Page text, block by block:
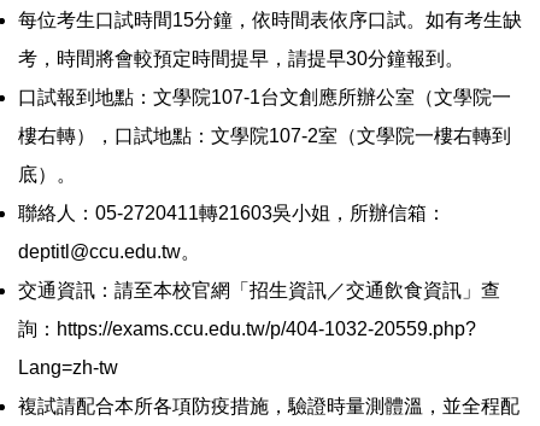
每位考生口試時間15分鐘，依時間表依序口試。如有考生缺
考，時間將會較預定時間提早，請提早30分鐘報到。
口試報到地點：文學院107-1台文創應所辦公室（文學院一
樓右轉），口試地點：文學院107-2室（文學院一樓右轉到
底）。
聯絡人：05-2720411轉21603吳小姐，所辦信箱：
deptitl@ccu.edu.tw。
交通資訊：請至本校官網「招生資訊／交通飲食資訊」查
詢： https://exams.ccu.edu.tw/p/404-1032-20559.php?
Lang=zh-tw
複試請配合本所各項防疫措施，驗證時量測體溫，並全程配